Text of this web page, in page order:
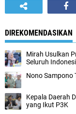
DIREKOMENDASIKAN
Mirah Usulkan
Seluruh
Nono Sampono
Kepala Daerah
yang Ikut P3K